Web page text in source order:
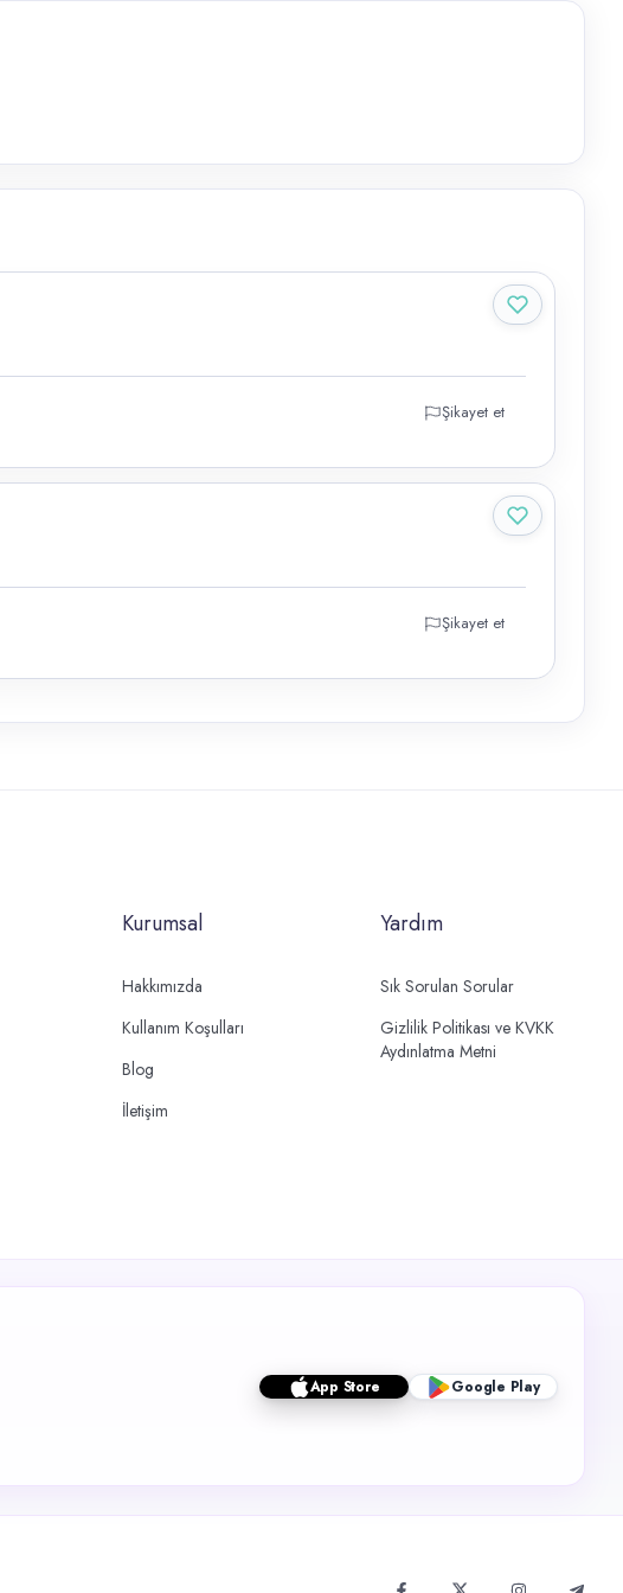
Şikayet et
Şikayet et
Kurumsal
Hakkımızda
Kullanım Koşulları
Blog
İletişim
Yardım
Sık Sorulan Sorular
Gizlilik Politikası ve KVKK
Aydınlatma Metni
App Store Google Play